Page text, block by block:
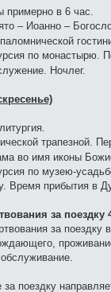
примерно в 6 час.
– Иоанно –
по монастырю.
Ночлег.
трапезной.
во имя иконы
по музею-
Время прибытия в
за поездку
за поездку
за поездку